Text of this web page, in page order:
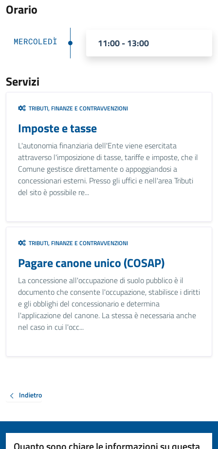
Orario
MERCOLEDÌ 11:00 - 13:00
Servizi
TRIBUTI, FINANZE E CONTRAVVENZIONI
Imposte e tasse
L'autonomia finanziaria dell'Ente viene esercitata
attraverso l'imposizione di tasse, tariffe e imposte, che il
Comune gestisce direttamente o appoggiandosi a
concessionari esterni. Presso gli uffici e nell'area Tributi
del sito è possibile re...
TRIBUTI, FINANZE E CONTRAVVENZIONI
Pagare canone unico (COSAP)
La concessione all'occupazione di suolo pubblico è il
documento che consente l'occupazione, stabilisce i diritti
e gli obblighi del concessionario e determina
l'applicazione del canone. La stessa è necessaria anche
nel caso in cui l'occ...
Indietro